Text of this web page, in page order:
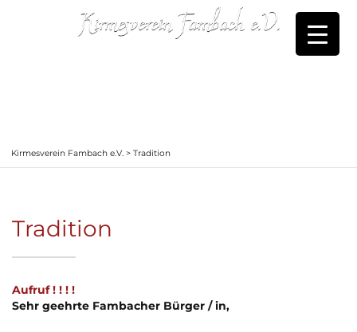
Kirmesverein Fambach e.V. > Tradition
Tradition
Aufruf ! ! ! !
Sehr geehrte Fambacher Bürger / in,